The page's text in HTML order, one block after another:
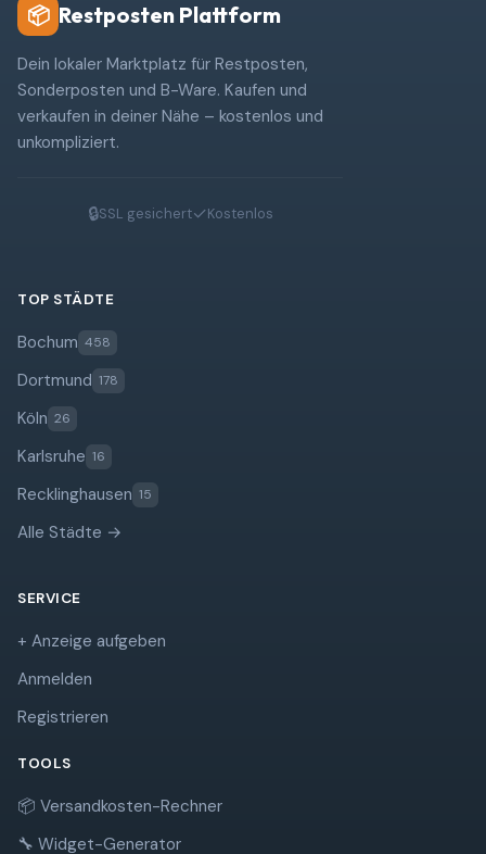
📦 Restposten Plattform
Dein lokaler Marktplatz für Restposten,
Sonderposten und B-Ware. Kaufen und
verkaufen in deiner Nähe – kostenlos und
unkompliziert.
🔒SSL gesichert✓Kostenlos
TOP STÄDTE
Bochum 458
Dortmund 178
Köln 26
Karlsruhe 16
Recklinghausen 15
Alle Städte →
SERVICE
+ Anzeige aufgeben
Anmelden
Registrieren
TOOLS
📦 Versandkosten-Rechner
🔧 Widget-Generator